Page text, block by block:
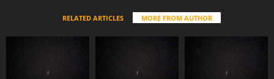
RELATED ARTICLES MORE FROM AUTHOR